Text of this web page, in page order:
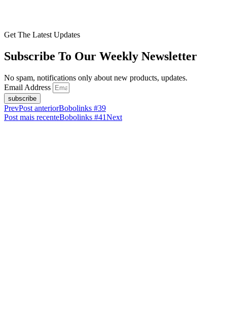
Get The Latest Updates
Subscribe To Our Weekly Newsletter
No spam, notifications only about new products, updates.
Email Address
subscribe
PrevPost anteriorBobolinks #39
Post mais recenteBobolinks #41Next